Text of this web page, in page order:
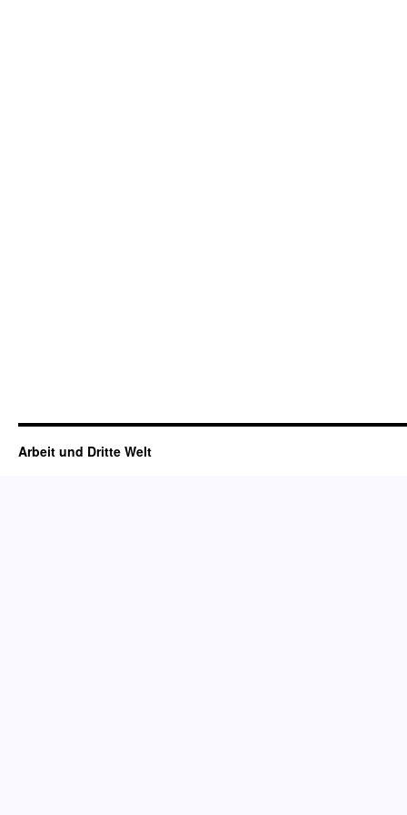
Arbeit und Dritte Welt